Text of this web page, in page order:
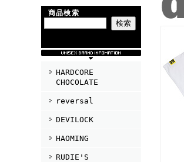
商品検索
HARDCORE
CHOCOLATE
reversal
DEVILOCK
HAOMING
RUDIE'S